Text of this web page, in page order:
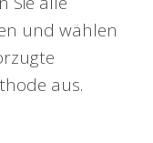
und wählen
aus.